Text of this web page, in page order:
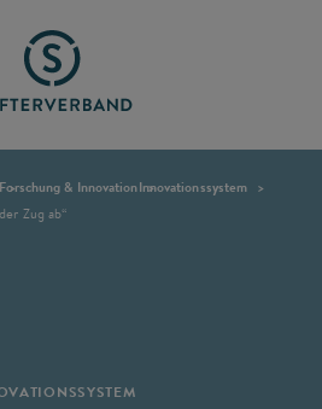
Forschung & InnovationInnovationssystem
Zug ab“